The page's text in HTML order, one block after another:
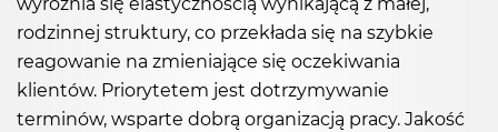
wyróżnia się elastycznością wynikającą z małej,
rodzinnej struktury, co przekłada się na szybkie
reagowanie na zmieniające się oczekiwania
klientów. Priorytetem jest dotrzymywanie
terminów, wsparte dobrą organizacją pracy. Jakość